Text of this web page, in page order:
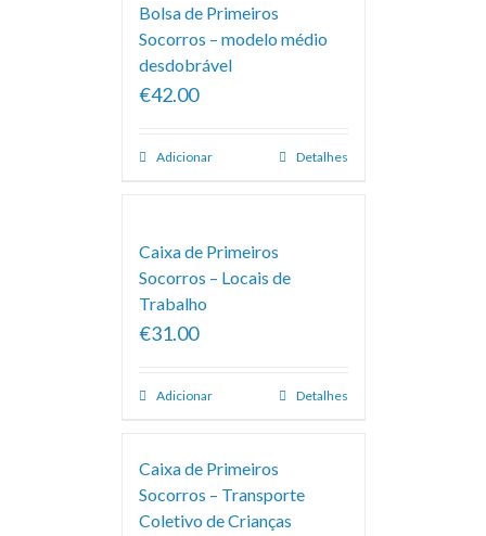
Bolsa de Primeiros
Socorros – modelo médio
desdobrável
€42.00
Adicionar Detalhes
Caixa de Primeiros
Socorros – Locais de
Trabalho
€31.00
Adicionar Detalhes
Caixa de Primeiros
Socorros – Transporte
Coletivo de Crianças